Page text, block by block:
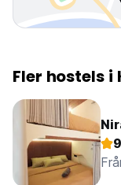
Fler hostels i